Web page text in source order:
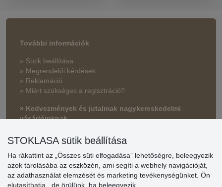
További információk
» Sütik beállítása
» Megrendelői kérdések
» Reklamáció
» Miért szükséges a regisztráció?
» Kedvezmények és jutalmak nagykereskedelmi
vásárlóinknak
» Súgó
Vásárlók
értékelése
STOKLASA sütik beállítása
Ha rákattint az „Összes süti elfogadása” lehetőségre, beleegyezik
azok tárolásába az eszközén, ami segíti a webhely navigációját,
az adathasználat elemzését és marketing tevékenységünket. Ön
elutasíthatja
, de örülünk, ha beleegyezik.